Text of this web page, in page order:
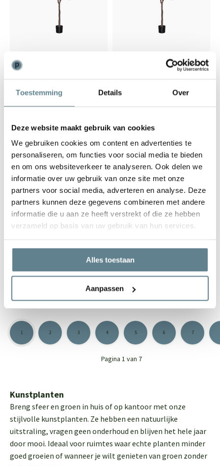
Toestemming Details Over
Deze website maakt gebruik van cookies
We gebruiken cookies om content en advertenties te
personaliseren, om functies voor social media te bieden
en om ons websiteverkeer te analyseren. Ook delen we
informatie over uw gebruik van onze site met onze
partners voor social media, adverteren en analyse. Deze
partners kunnen deze gegevens combineren met andere
informatie die u aan ze heeft verstrekt of die ze hebben
verzameld op basis van uw gebruik van hun services.
Alles toestaan
Aanpassen
Tree L, Green
310,00
Tree XL, Green
514,00
Sansevieria Cylindrica
Sansevieria Cylindrica L,
Green
434,00
Pagina 1 van 7
1 2 3 4 5 6 7
Kunstplanten
Breng sfeer en groen in huis of op kantoor met onze
stijlvolle kunstplanten. Ze hebben een natuurlijke
uitstraling, vragen geen onderhoud en blijven het hele jaar
door mooi. Ideaal voor ruimtes waar echte planten minder
goed groeien of wanneer je wilt genieten van groen zonder